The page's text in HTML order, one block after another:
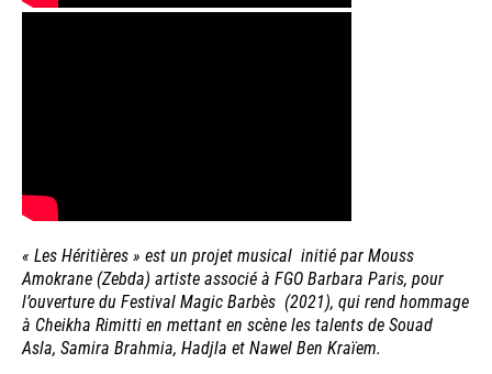
« Les Héritières » est un projet musical initié par Mouss
Amokrane (Zebda) artiste associé à FGO Barbara Paris, pour
l’ouverture du Festival Magic Barbès (2021), qui rend hommage
à Cheikha Rimitti en mettant en scène les talents de Souad
Asla, Samira Brahmia, Hadjla et Nawel Ben Kraïem.